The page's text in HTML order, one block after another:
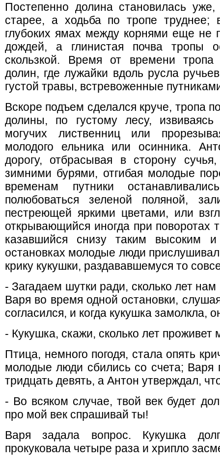
Постепенно долина становилась
старее, а ходьба по тропе труднее;
глубоких ямах между корнями еще не
дождей, а глинистая почва тропы
скользкой. Время от времени тропа
долин, где лужайки вдоль русла
густой травы, встревоженные
Вскоре подъем сделался круче, тропа
долины, по густому лесу,
могучих лиственниц или
молодого ельника или осинника.
дорогу, отбрасывая в сторону
зимними бурями, отгибая молодые
временам путники
полюбоваться зеленой поляной,
пестреющей яркими цветами, или
открывающийся иногда при
казавшийся снизу таким высоким
остановках молодые люди
крику кукушки, раздававшемуся то
- Загадаем шутки ради, сколько лет
Варя во время одной остановки,
согласился, и когда кукушка замолкла,
- Кукушка, скажи, сколько лет
Птица, немного погодя, стала опять
молодые люди сбились со счета; Варя
тридцать девять, а Антон утверждал,
- Во всяком случае, твой век будет
про мой век спрашивай ты!
Варя задала вопрос. Кукушка
прокуковала четыре раза и хрипло